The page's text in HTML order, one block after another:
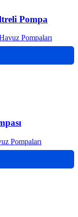
Pompa
Pompaları
Pompaları